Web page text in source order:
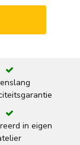
in eigen